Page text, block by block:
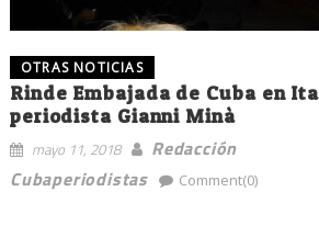
OTRAS NOTICIAS
Rinde Embajada de Cuba en
periodista Gianni Minà
mayo 11, 2018
Redacción
Cubaperiodistas
Comment(0)